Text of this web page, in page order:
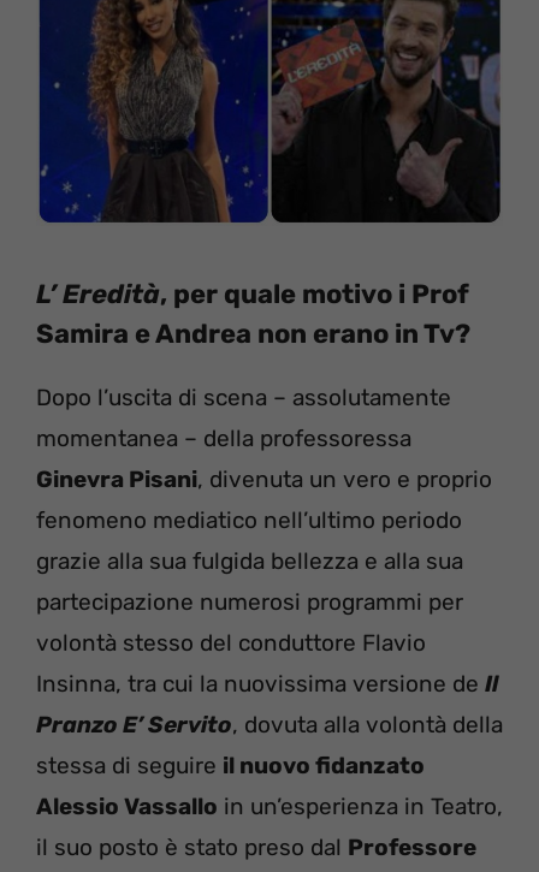
L’ Eredità, per quale motivo i Prof
Samira e Andrea non erano in Tv?
Dopo l’uscita di scena – assolutamente
momentanea – della professoressa
Ginevra Pisani, divenuta un vero e proprio
fenomeno mediatico nell’ultimo periodo
grazie alla sua fulgida bellezza e alla sua
partecipazione numerosi programmi per
volontà stesso del conduttore Flavio
Insinna, tra cui la nuovissima versione de Il
Pranzo E’ Servito, dovuta alla volontà della
stessa di seguire il nuovo fidanzato
Alessio Vassallo in un’esperienza in Teatro,
il suo posto è stato preso dal Professore